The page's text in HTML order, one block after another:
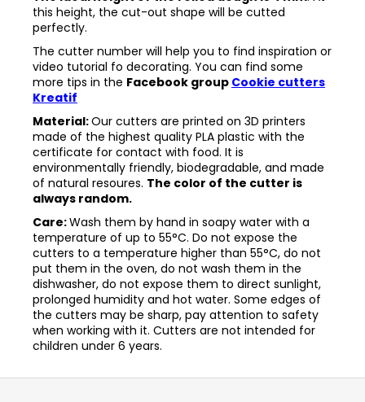
this height, the cut-out shape will be cutted
perfectly.
The cutter number will help you to find inspiration or
video tutorial fo decorating. You can find some
more tips in the Facebook group Cookie cutters
Kreatif
Material:Our cutters are printed on 3D printers
made of the highest quality PLA plastic with the
certificate for contact with food. It is
environmentally friendly, biodegradable, and made
of natural resoures. The color of the cutter is
always random.
Care:Wash them by hand in soapy water with a
temperature of up to 55°C. Do not expose the
cutters to a temperature higher than 55°C, do not
put them in the oven, do not wash them in the
dishwasher, do not expose them to direct sunlight,
prolonged humidity and hot water. Some edges of
the cutters may be sharp, pay attention to safety
when working with it. Cutters are not intended for
children under 6 years.
Z